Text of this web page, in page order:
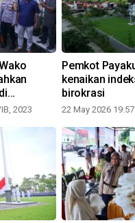
2023
Pemkot
kenaikan
birokrasi
22 May 2026